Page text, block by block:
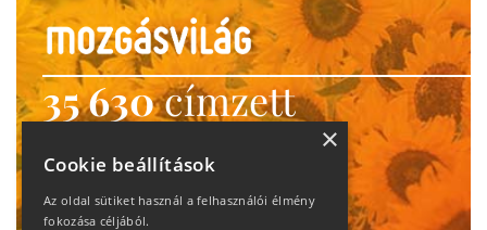
35 630címzett
heti motiváció
Ne maradj le!
×
Cookie beállítások
Az oldal sütiket használ a felhasználói élmény
fokozása céljából.